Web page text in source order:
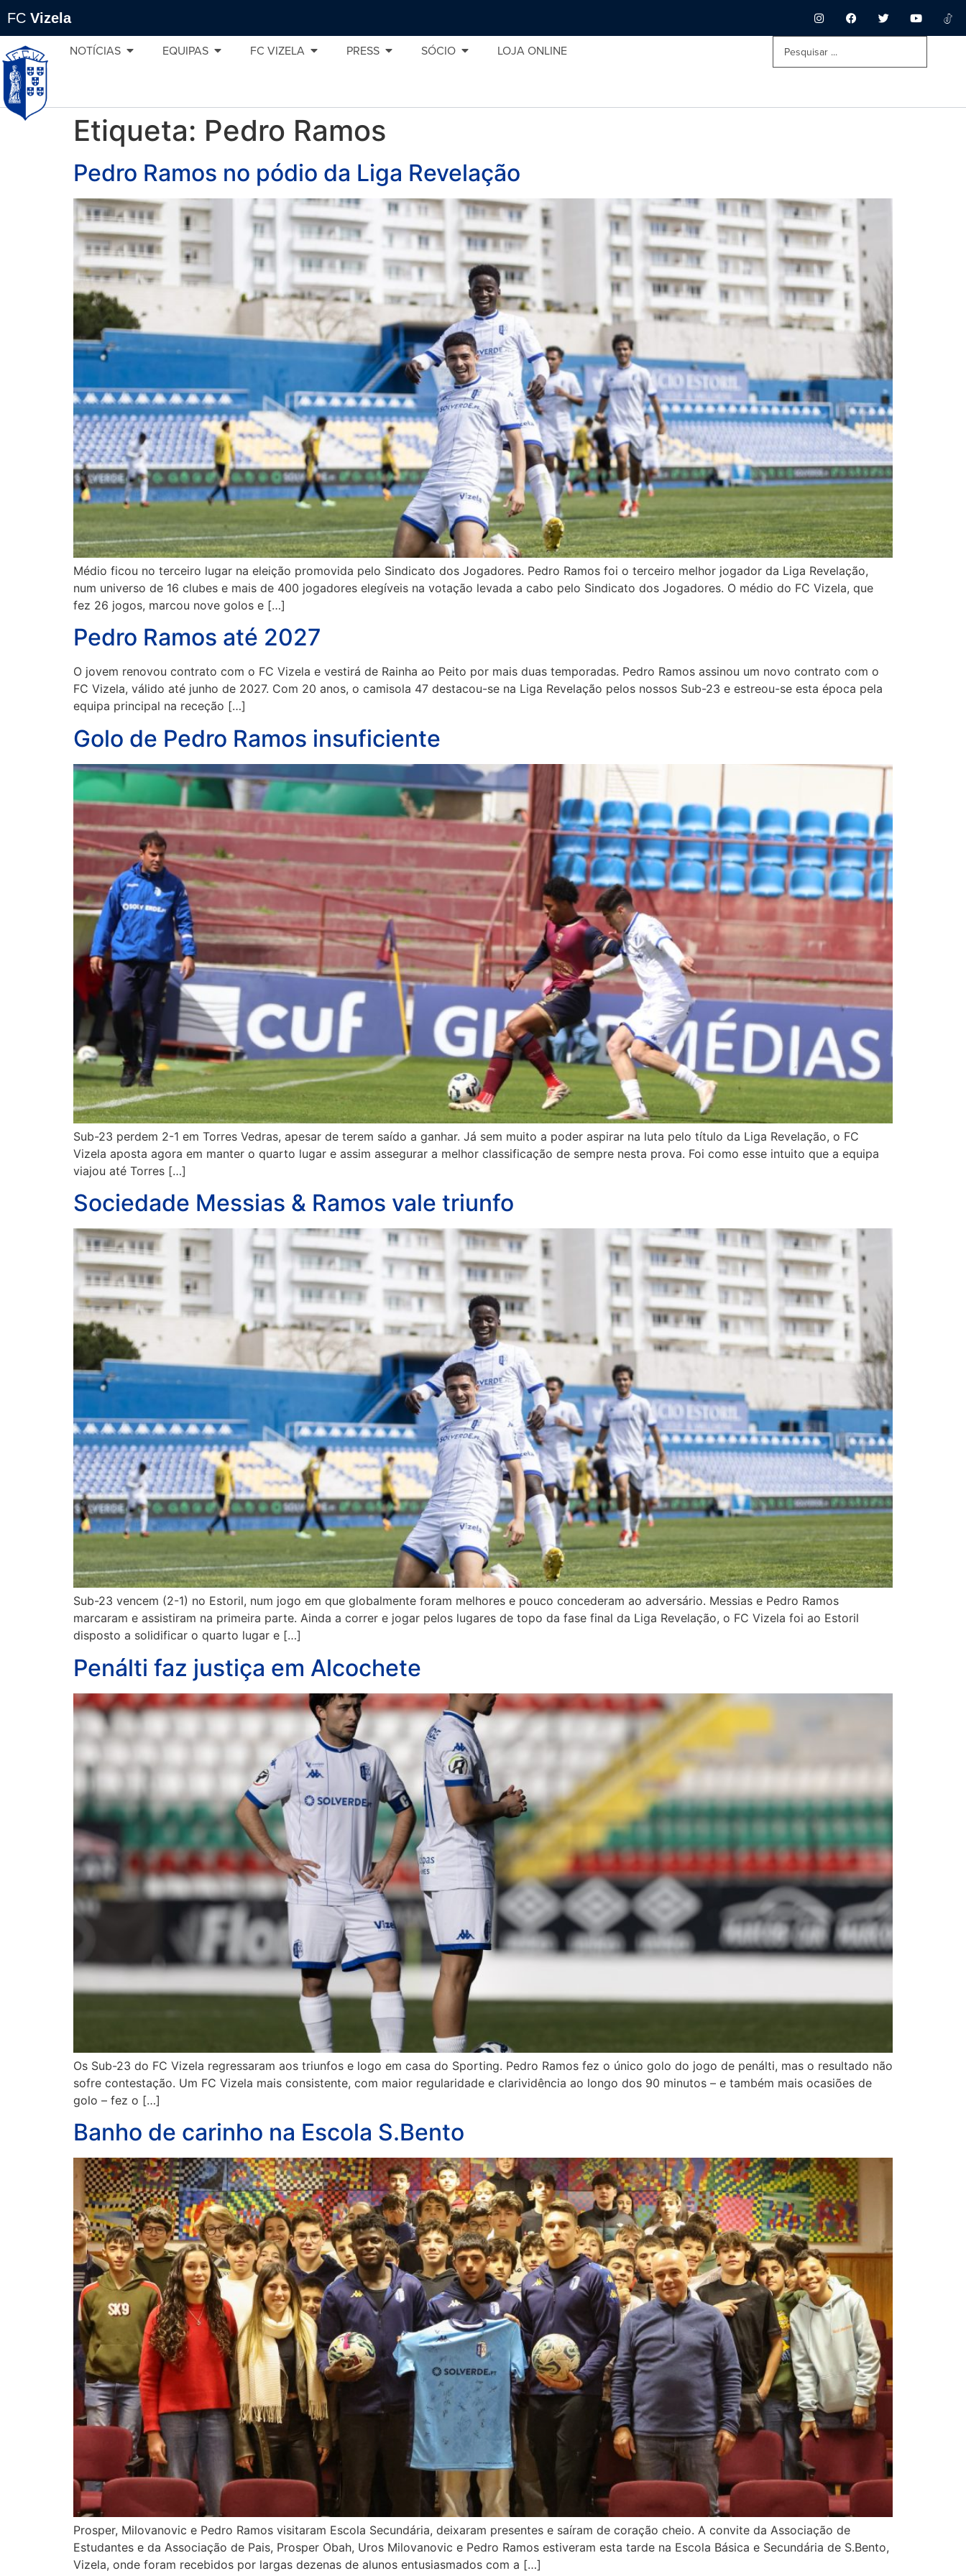
FC Vizela
NOTÍCIAS EQUIPAS FC VIZELA PRESS SÓCIO LOJA ONLINE
Etiqueta: Pedro Ramos
Pedro Ramos no pódio da Liga Revelação
Médio ficou no terceiro lugar na eleição promovida pelo Sindicato dos Jogadores. Pedro Ramos foi o terceiro melhor jogador da Liga Revelação,
num universo de 16 clubes e mais de 400 jogadores elegíveis na votação levada a cabo pelo Sindicato dos Jogadores. O médio do FC Vizela, que
fez 26 jogos, marcou nove golos e […]
Pedro Ramos até 2027
O jovem renovou contrato com o FC Vizela e vestirá de Rainha ao Peito por mais duas temporadas. Pedro Ramos assinou um novo contrato com o
FC Vizela, válido até junho de 2027. Com 20 anos, o camisola 47 destacou-se na Liga Revelação pelos nossos Sub-23 e estreou-se esta época pela
equipa principal na receção […]
Golo de Pedro Ramos insuficiente
Sub-23 perdem 2-1 em Torres Vedras, apesar de terem saído a ganhar. Já sem muito a poder aspirar na luta pelo título da Liga Revelação, o FC
Vizela aposta agora em manter o quarto lugar e assim assegurar a melhor classificação de sempre nesta prova. Foi como esse intuito que a equipa
viajou até Torres […]
Sociedade Messias & Ramos vale triunfo
Sub-23 vencem (2-1) no Estoril, num jogo em que globalmente foram melhores e pouco concederam ao adversário. Messias e Pedro Ramos
marcaram e assistiram na primeira parte. Ainda a correr e jogar pelos lugares de topo da fase final da Liga Revelação, o FC Vizela foi ao Estoril
disposto a solidificar o quarto lugar e […]
Penálti faz justiça em Alcochete
Os Sub-23 do FC Vizela regressaram aos triunfos e logo em casa do Sporting. Pedro Ramos fez o único golo do jogo de penálti, mas o resultado não
sofre contestação. Um FC Vizela mais consistente, com maior regularidade e clarividência ao longo dos 90 minutos – e também mais ocasiões de
golo – fez o […]
Banho de carinho na Escola S.Bento
Prosper, Milovanovic e Pedro Ramos visitaram Escola Secundária, deixaram presentes e saíram de coração cheio. A convite da Associação de
Estudantes e da Associação de Pais, Prosper Obah, Uros Milovanovic e Pedro Ramos estiveram esta tarde na Escola Básica e Secundária de S.Bento,
Vizela, onde foram recebidos por largas dezenas de alunos entusiasmados com a […]